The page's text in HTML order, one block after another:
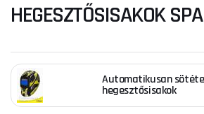
HEGESZTŐSISAKOK
Automatikusan
hegesztősisakok